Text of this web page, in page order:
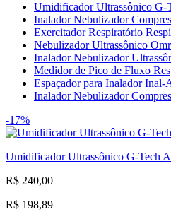
Umidificador Ultrassônico G-
Inalador Nebulizador
Exercitador Respiratório
Nebulizador Ultrassônico
Inalador Nebulizador
Medidor de Pico de Fluxo
Espaçador para Inalador
Inalador Nebulizador
-17%
Umidificador Ultrassônico G-Tech
R$ 240,00
R$ 198,89